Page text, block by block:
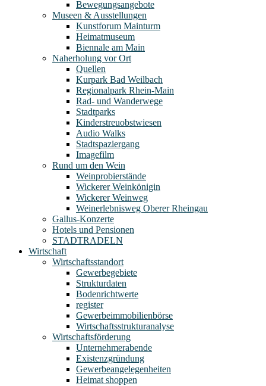
Bewegungsangebote
Museen & Ausstellungen
Kunstforum Mainturm
Heimatmuseum
Biennale am Main
Naherholung vor Ort
Quellen
Kurpark Bad Weilbach
Regionalpark Rhein-Main
Rad- und Wanderwege
Stadtparks
Kinderstreuobstwiesen
Audio Walks
Stadtspaziergang
Imagefilm
Rund um den Wein
Weinprobierstände
Wickerer Weinkönigin
Wickerer Weinweg
Weinerlebnisweg Oberer Rheingau
Gallus-Konzerte
Hotels und Pensionen
STADTRADELN
Wirtschaft
Wirtschaftsstandort
Gewerbegebiete
Strukturdaten
Bodenrichtwerte
register
Gewerbeimmobilienbörse
Wirtschaftsstrukturanalyse
Wirtschaftsförderung
Unternehmerabende
Existenzgründung
Gewerbeangelegenheiten
Heimat shoppen